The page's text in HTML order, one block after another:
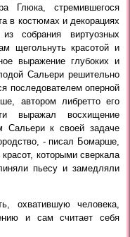
Глюка, стремившегося
в костюмах и декорациях
собрания виртуозных
щегольнуть красотой и
выражение глубоких и
Сальери решительно
последователем оперной
автором либретто его
выражал восхищение
Сальери к своей задаче
- писал Бомарше,
которыми сверкала
пьесу и замедляли
охватившую человека,
и сам считает себя